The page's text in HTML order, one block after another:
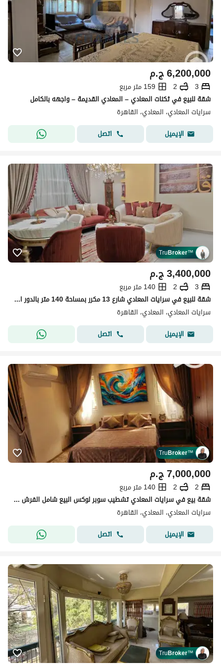
ج.م6,200,000
3
2
159 متر مربع
شقة للبيع في ثكنات المعادي – المعادي القديمة – واجهه بالكامل
سرايات المعادي، المعادي، القاهرة
الإيميل
اتصل
TruBroker™
ج.م3,400,000
3
2
140 متر مربع
شقة للبيع في سرايات المعادي شارع 13 مكرر بمساحة 140 متر بالدور الرابع مجهزة بأسانسير وتشطيب سوبر لوكس مكونة من 3 غرف و2 حمام مناسبة للسكن الراقي .
سرايات المعادي، المعادي، القاهرة
الإيميل
اتصل
TruBroker™
ج.م7,000,000
2
2
140 متر مربع
شقة بيع في سرايات المعادي تشطيب سوبر لوكس البيع شامل الفرش و التكييفات غرفتين و 2 حمام مساحتها 140م .
سرايات المعادي، المعادي، القاهرة
الإيميل
اتصل
TruBroker™